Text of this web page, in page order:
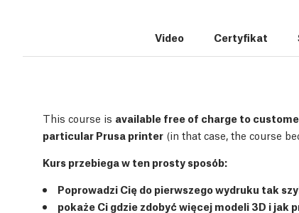
Video Certyfikat
This course is available free of charge to
particular Prusa printer (in that case, the course
Kurs przebiega w ten prosty sposób:
Poprowadzi Cię do pierwszego wydruku tak
pokaże Ci gdzie zdobyć więcej modeli 3D i jak